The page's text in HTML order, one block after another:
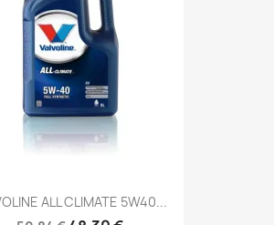
ALL CLIMATE 5W40...